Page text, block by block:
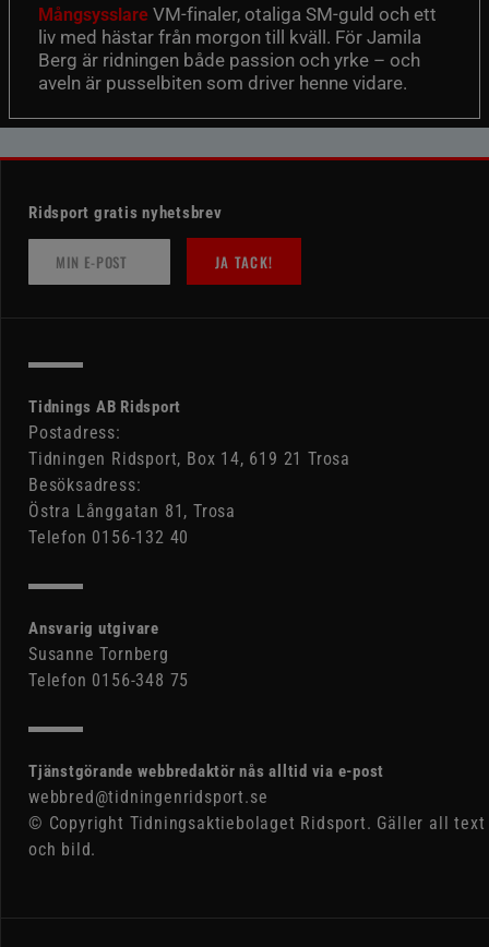
Mångsysslare VM-finaler, otaliga SM-guld och ett
liv med hästar från morgon till kväll. För Jamila
Berg är ridningen både passion och yrke – och
aveln är pusselbiten som driver henne vidare.
Ridsport gratis nyhetsbrev
JA TACK!
Tidnings AB Ridsport
Postadress:
Tidningen Ridsport, Box 14, 619 21 Trosa
Besöksadress:
Östra Långgatan 81, Trosa
Telefon 0156-132 40
Ansvarig utgivare
Susanne Tornberg
Telefon 0156-348 75
Tjänstgörande webbredaktör nås alltid via e-post
webbred@tidningenridsport.se
© Copyright Tidningsaktiebolaget Ridsport. Gäller all text
och bild.